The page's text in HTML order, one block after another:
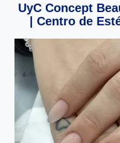
UyC Concept
| Centro de